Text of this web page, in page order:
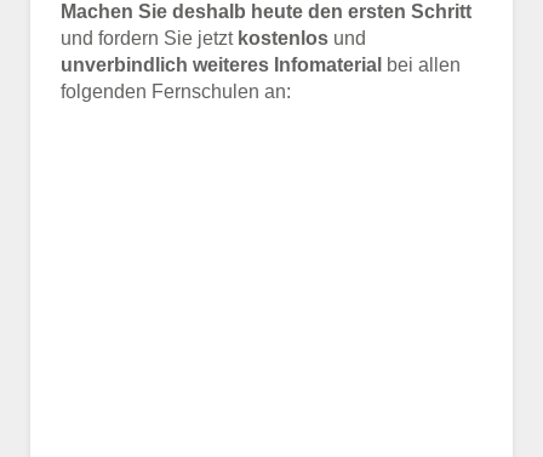
Machen Sie deshalb heute den ersten Schritt
und fordern Sie jetzt kostenlos und
unverbindlich weiteres Infomaterial bei allen
folgenden Fernschulen an: